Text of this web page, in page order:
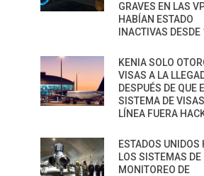
GRAVES EN LAS
HABÍAN ESTADO
INACTIVAS
KENIA SOLO
VISAS A LA
DESPUÉS DE QUE
SISTEMA DE
LÍNEA FUERA
ESTADOS UNIDOS
LOS SISTEMAS DE
MONITOREO DE